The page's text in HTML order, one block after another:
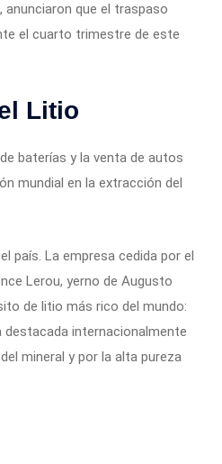
que el traspaso
el cuarto trimestre de este
Litio
baterías y la venta de autos
mundial en la extracción del
país. La empresa cedida por el
Lerou, yerno de Augusto
de litio más rico del mundo:
destacada internacionalmente
mineral y por la alta pureza